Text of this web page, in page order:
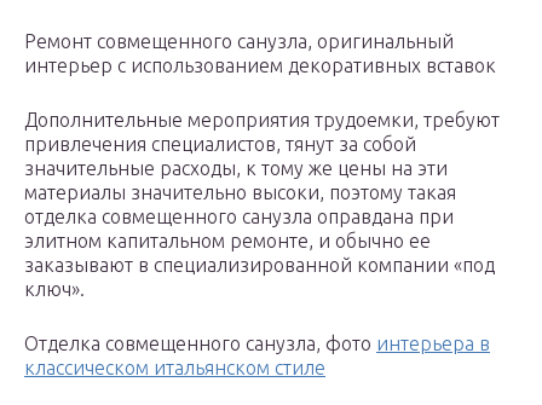
Ремонт совмещенного санузла, оригинальный
интерьер с использованием декоративных вставок
Дополнительные мероприятия трудоемки, требуют
привлечения специалистов, тянут за собой
значительные расходы, к тому же цены на эти
материалы значительно высоки, поэтому такая
отделка совмещенного санузла оправдана при
элитном капитальном ремонте, и обычно ее
заказывают в специализированной компании «под
ключ».
Отделка совмещенного санузла, фото интерьера в
классическом итальянском стиле